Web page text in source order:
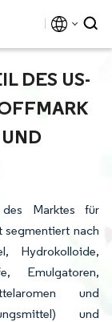
DES US-L
P
Marktes für
segmentiert nach
Hydrokolloide,
Emulgatoren,
und
und